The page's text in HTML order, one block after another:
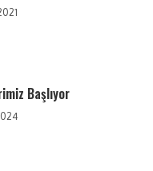
Başlıyor